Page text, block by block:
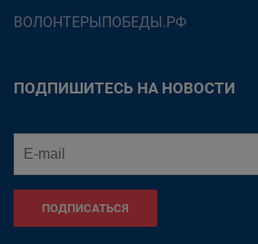
ВОЛОНТЕРЫПОБЕДЫ.РФ
ПОДПИШИТЕСЬ НА НОВОСТИ
ПОДПИСАТЬСЯ